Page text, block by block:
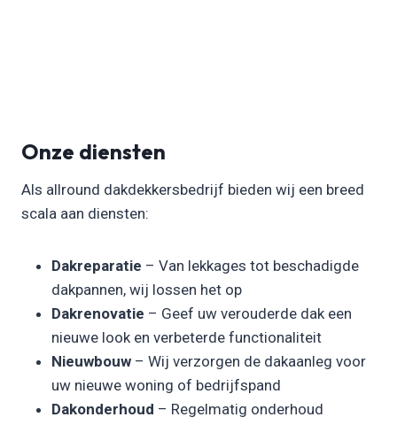
Onze diensten
Als allround dakdekkersbedrijf bieden wij een breed
scala aan diensten:
Dakreparatie – Van lekkages tot beschadigde
dakpannen, wij lossen het op
Dakrenovatie – Geef uw verouderde dak een
nieuwe look en verbeterde functionaliteit
Nieuwbouw – Wij verzorgen de dakaanleg voor
uw nieuwe woning of bedrijfspand
Dakonderhoud – Regelmatig onderhoud